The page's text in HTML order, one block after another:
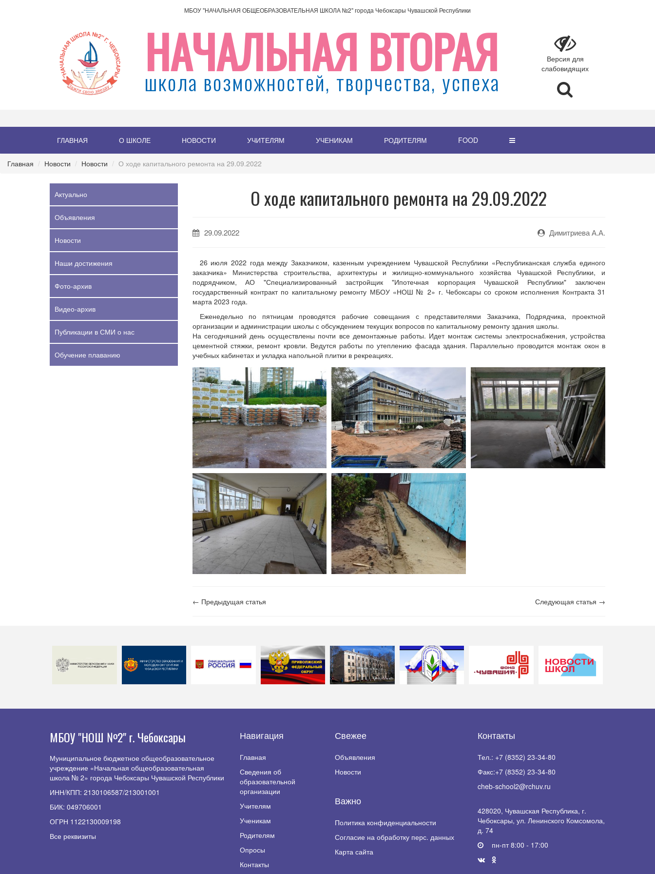
МБОУ "НАЧАЛЬНАЯ ОБЩЕОБРАЗОВАТЕЛЬНАЯ ШКОЛА №2" города Чебоксары Чувашской Республики
НАЧАЛЬНАЯ ВТОРАЯ
школа возможностей, творчества, успеха
Версия для
слабовидящих
ГЛАВНАЯ О ШКОЛЕ НОВОСТИ УЧИТЕЛЯМ УЧЕНИКАМ РОДИТЕЛЯМ FOOD
Главная Новости Новости О ходе капитального ремонта на 29.09.2022
Актуально
Объявления
Новости
Наши достижения
Фото-архив
Видео-архив
Публикации в СМИ о нас
Обучение плаванию
О ходе капитального ремонта на 29.09.2022
29.09.2022 Димитриева А.А.
26 июля 2022 года между Заказчиком, казенным учреждением Чувашской Республики «Республиканская служба единого
заказчика» Министерства строительства, архитектуры и жилищно-коммунального хозяйства Чувашской Республики, и
подрядчиком, АО "Специализированный застройщик "Ипотечная корпорация Чувашской Республики" заключен
государственный контракт по капитальному ремонту МБОУ «НОШ № 2» г. Чебоксары со сроком исполнения Контракта 31
марта 2023 года.
Еженедельно по пятницам проводятся рабочие совещания с представителями Заказчика, Подрядчика, проектной
организации и администрации школы с обсуждением текущих вопросов по капитальному ремонту здания школы.
На сегодняшний день осуществлены почти все демонтажные работы. Идет монтаж системы электроснабжения, устройства
цементной стяжки, ремонт кровли. Ведутся работы по утеплению фасада здания. Параллельно проводится монтаж окон в
учебных кабинетах и укладка напольной плитки в рекреациях.
← Предыдущая статья Следующая статья →
МБОУ "НОШ №2" г. Чебоксары
Муниципальное бюджетное общеобразовательное
учреждение «Начальная общеобразовательная
школа № 2» города Чебоксары Чувашской Республики
ИНН/КПП: 2130106587/213001001
БИК: 049706001
ОГРН 1122130009198
Все реквизиты
Навигация
Главная
Сведения об
образовательной
организации
Учителям
Ученикам
Родителям
Опросы
Контакты
Свежее
Объявления
Новости
Важно
Политика конфиденциальности
Согласие на обработку перс. данных
Карта сайта
Контакты
Тел.: +7 (8352) 23-34-80
Факс:+7 (8352) 23-34-80
cheb-school2@rchuv.ru
428020, Чувашская Республика, г.
Чебоксары, ул. Ленинского Комсомола,
д. 74
пн-пт 8:00 - 17:00